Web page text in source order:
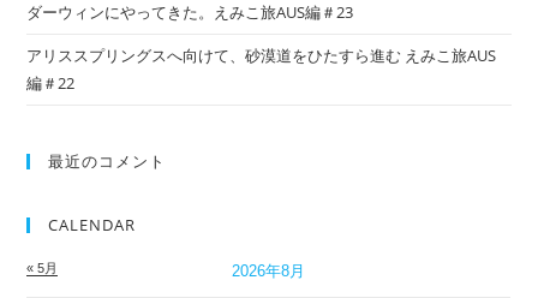
ダーウィンにやってきた。えみこ旅AUS編＃23
アリススプリングスへ向けて、砂漠道をひたすら進む えみこ旅AUS
編＃22
最近のコメント
CALENDAR
2026年8月
« 5月